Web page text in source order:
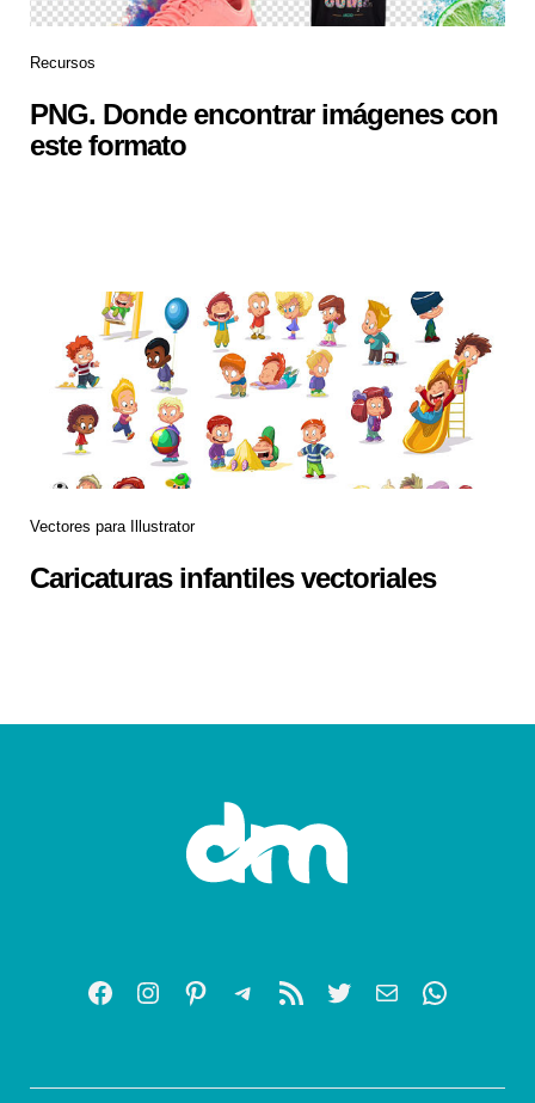
Recursos
PNG. Donde encontrar imágenes con
este formato
Vectores para Illustrator
Caricaturas infantiles vectoriales